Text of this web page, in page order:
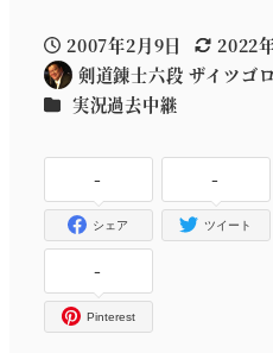
投稿日
2007年2月9日
更新日
2022
著
者
剣道錬士六段 ザイツゴ
カテゴリー
実況過去中継
-
シェア
-
ツイート
-
Pinterest